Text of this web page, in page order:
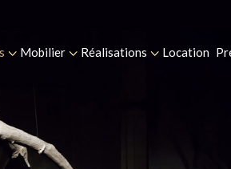
Mobilier Réalisations Location